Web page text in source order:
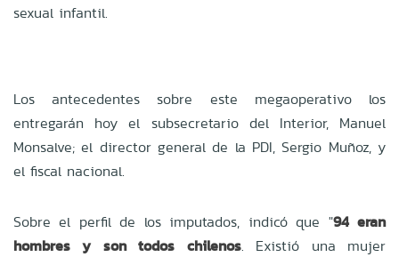
sexual infantil.
Los antecedentes sobre este megaoperativo los
entregarán hoy el subsecretario del Interior, Manuel
Monsalve; el director general de la PDI, Sergio Muñoz, y
el fiscal nacional.
Sobre el perfil de los imputados, indicó que "94 eran
hombres y son todos chilenos. Existió una mujer